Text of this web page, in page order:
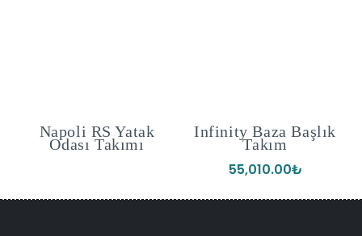
Napoli RS Yatak
Odası Takımı
Infinity Baza Başlık
Takım
55,010.00₺